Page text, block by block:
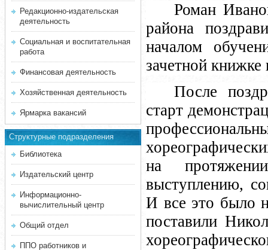
Редакционно-издательская
деятельность
Социальная и воспитательная
работа
Финансовая деятельность
Хозяйственная деятельность
Ярмарка вакансий
Структурные подразделения
Библиотека
Издательский центр
Информационно-
вычислительный центр
Общий отдел
ППО работников и
Роман
района
началом
зачетной книжке
После
старт
на
выступлению,
И все это было
поставили